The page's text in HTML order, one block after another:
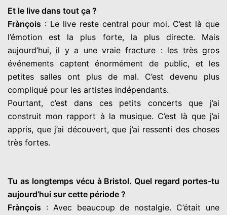
Et le live dans tout ça ?
Frànçois : Le live reste central pour moi. C’est là que
l’émotion est la plus forte, la plus directe. Mais
aujourd’hui, il y a une vraie fracture : les très gros
événements captent énormément de public, et les
petites salles ont plus de mal. C’est devenu plus
compliqué pour les artistes indépendants.
Pourtant, c’est dans ces petits concerts que j’ai
construit mon rapport à la musique. C’est là que j’ai
appris, que j’ai découvert, que j’ai ressenti des choses
très fortes.
Tu as longtemps vécu à Bristol. Quel regard portes-tu
aujourd’hui sur cette période ?
Frànçois : Avec beaucoup de nostalgie. C’était une